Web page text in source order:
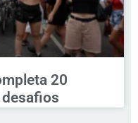
20